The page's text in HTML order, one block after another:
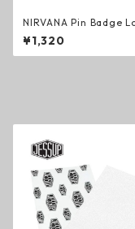
NIRVANA Pin Badge
Happy Face ピンバッジ
ヴァーナ グランジ ロッ
ト・コバーン グッズ
¥1,320